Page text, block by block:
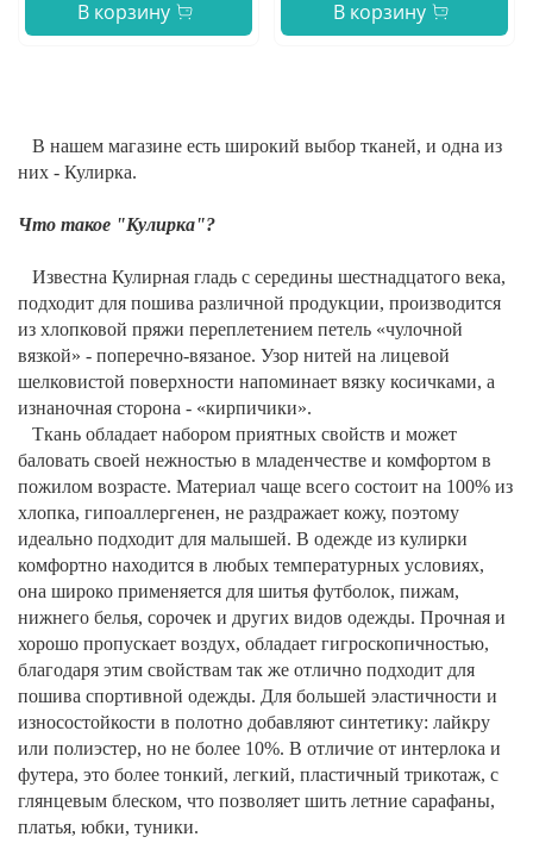
В корзину В корзину
В нашем магазине есть широкий выбор тканей, и одна из
них - Кулирка.
Что такое "Кулирка"?
Известна Кулирная гладь с середины шестнадцатого века,
подходит для пошива различной продукции, производится
из хлопковой пряжи переплетением петель «чулочной
вязкой» - поперечно-вязаное. Узор нитей на лицевой
шелковистой поверхности напоминает вязку косичками, а
изнаночная сторона - «кирпичики».
Ткань обладает набором приятных свойств и может
баловать своей нежностью в младенчестве и комфортом в
пожилом возрасте. Материал чаще всего состоит на 100% из
хлопка, гипоаллергенен, не раздражает кожу, поэтому
идеально подходит для малышей. В одежде из кулирки
комфортно находится в любых температурных условиях,
она широко применяется для шитья футболок, пижам,
нижнего белья, сорочек и других видов одежды. Прочная и
хорошо пропускает воздух, обладает гигроскопичностью,
благодаря этим свойствам так же отлично подходит для
пошива спортивной одежды. Для большей эластичности и
износостойкости в полотно добавляют синтетику: лайкру
или полиэстер, но не более 10%. В отличие от интерлока и
футера, это более тонкий, легкий, пластичный трикотаж, с
глянцевым блеском, что позволяет шить летние сарафаны,
платья, юбки, туники.